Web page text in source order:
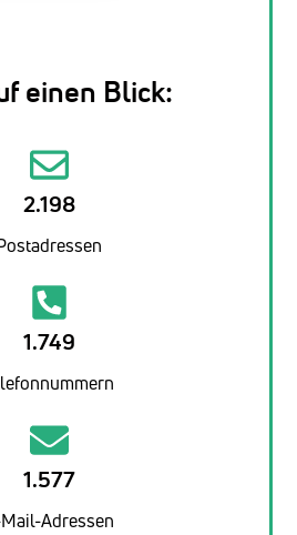
einen Blick:
2.198
1.749
1.577
Adressen